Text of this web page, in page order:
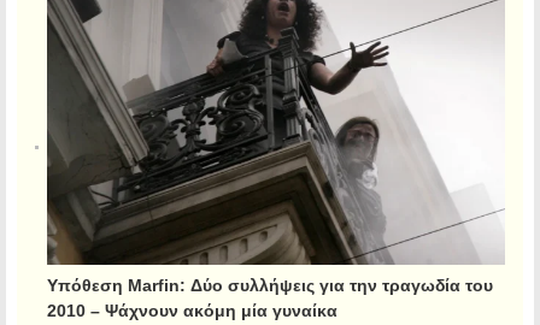
Υπόθεση Marfin: Δύο συλλήψεις για την τραγωδία του
2010 – Ψάχνουν ακόμη μία γυναίκα